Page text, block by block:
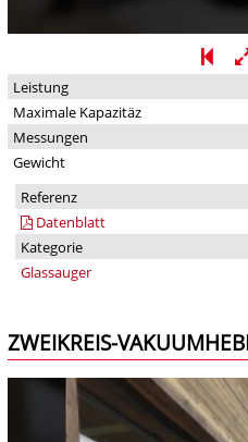
Leistung
Maximale Kapazitäz
Messungen
Gewicht
Referenz
Datenblatt
Kategorie
Glassauger
ZWEIKREIS-